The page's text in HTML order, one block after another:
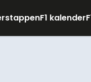
F1 kalender